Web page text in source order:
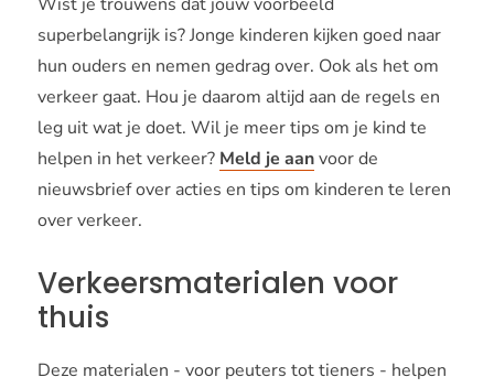
superbelangrijk is? Jonge kinderen kijken goed naar
hun ouders en nemen gedrag over. Ook als het om
verkeer gaat. Hou je daarom altijd aan de regels en
leg uit wat je doet. Wil je meer tips om je kind te
helpen in het verkeer? Meld je aanvoor de
nieuwsbrief over acties en tips om kinderen te leren
over verkeer.
Verkeersmaterialen voor
thuis
Deze materialen - voor peuters tot tieners - helpen